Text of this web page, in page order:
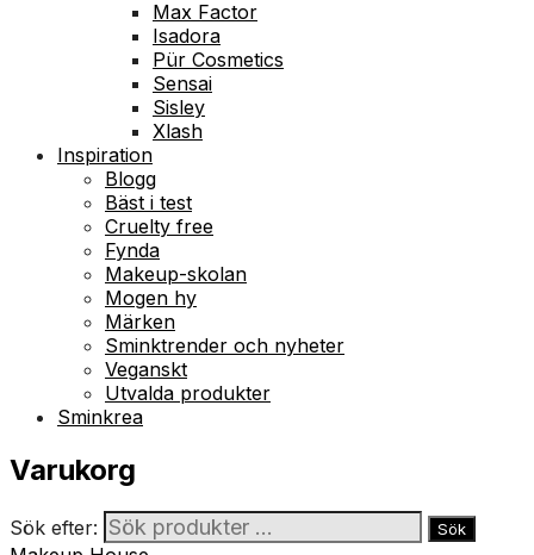
Max Factor
Isadora
Pür Cosmetics
Sensai
Sisley
Xlash
Inspiration
Blogg
Bäst i test
Cruelty free
Fynda
Makeup-skolan
Mogen hy
Märken
Sminktrender och nyheter
Veganskt
Utvalda produkter
Sminkrea
Varukorg
Sök efter: Sök